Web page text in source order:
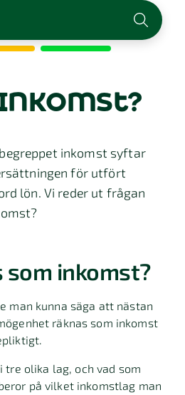
inkomst syftar
för utfört
lön. Vi reder ut frågan
som inkomst?
man kunna säga att nästan
räknas som inkomst
tre olika lag, och vad som
på vilket inkomstlag man